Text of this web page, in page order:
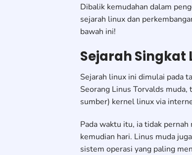
Dibalik kemudahan dalam
sejarah linux dan
bawah ini!
Sejarah Singkat
Sejarah linux ini dimulai pada
Seorang Linus Torvalds
sumber) kernel linux via
Pada waktu itu, ia tidak
kemudian hari. Linus muda
sistem operasi yang paling